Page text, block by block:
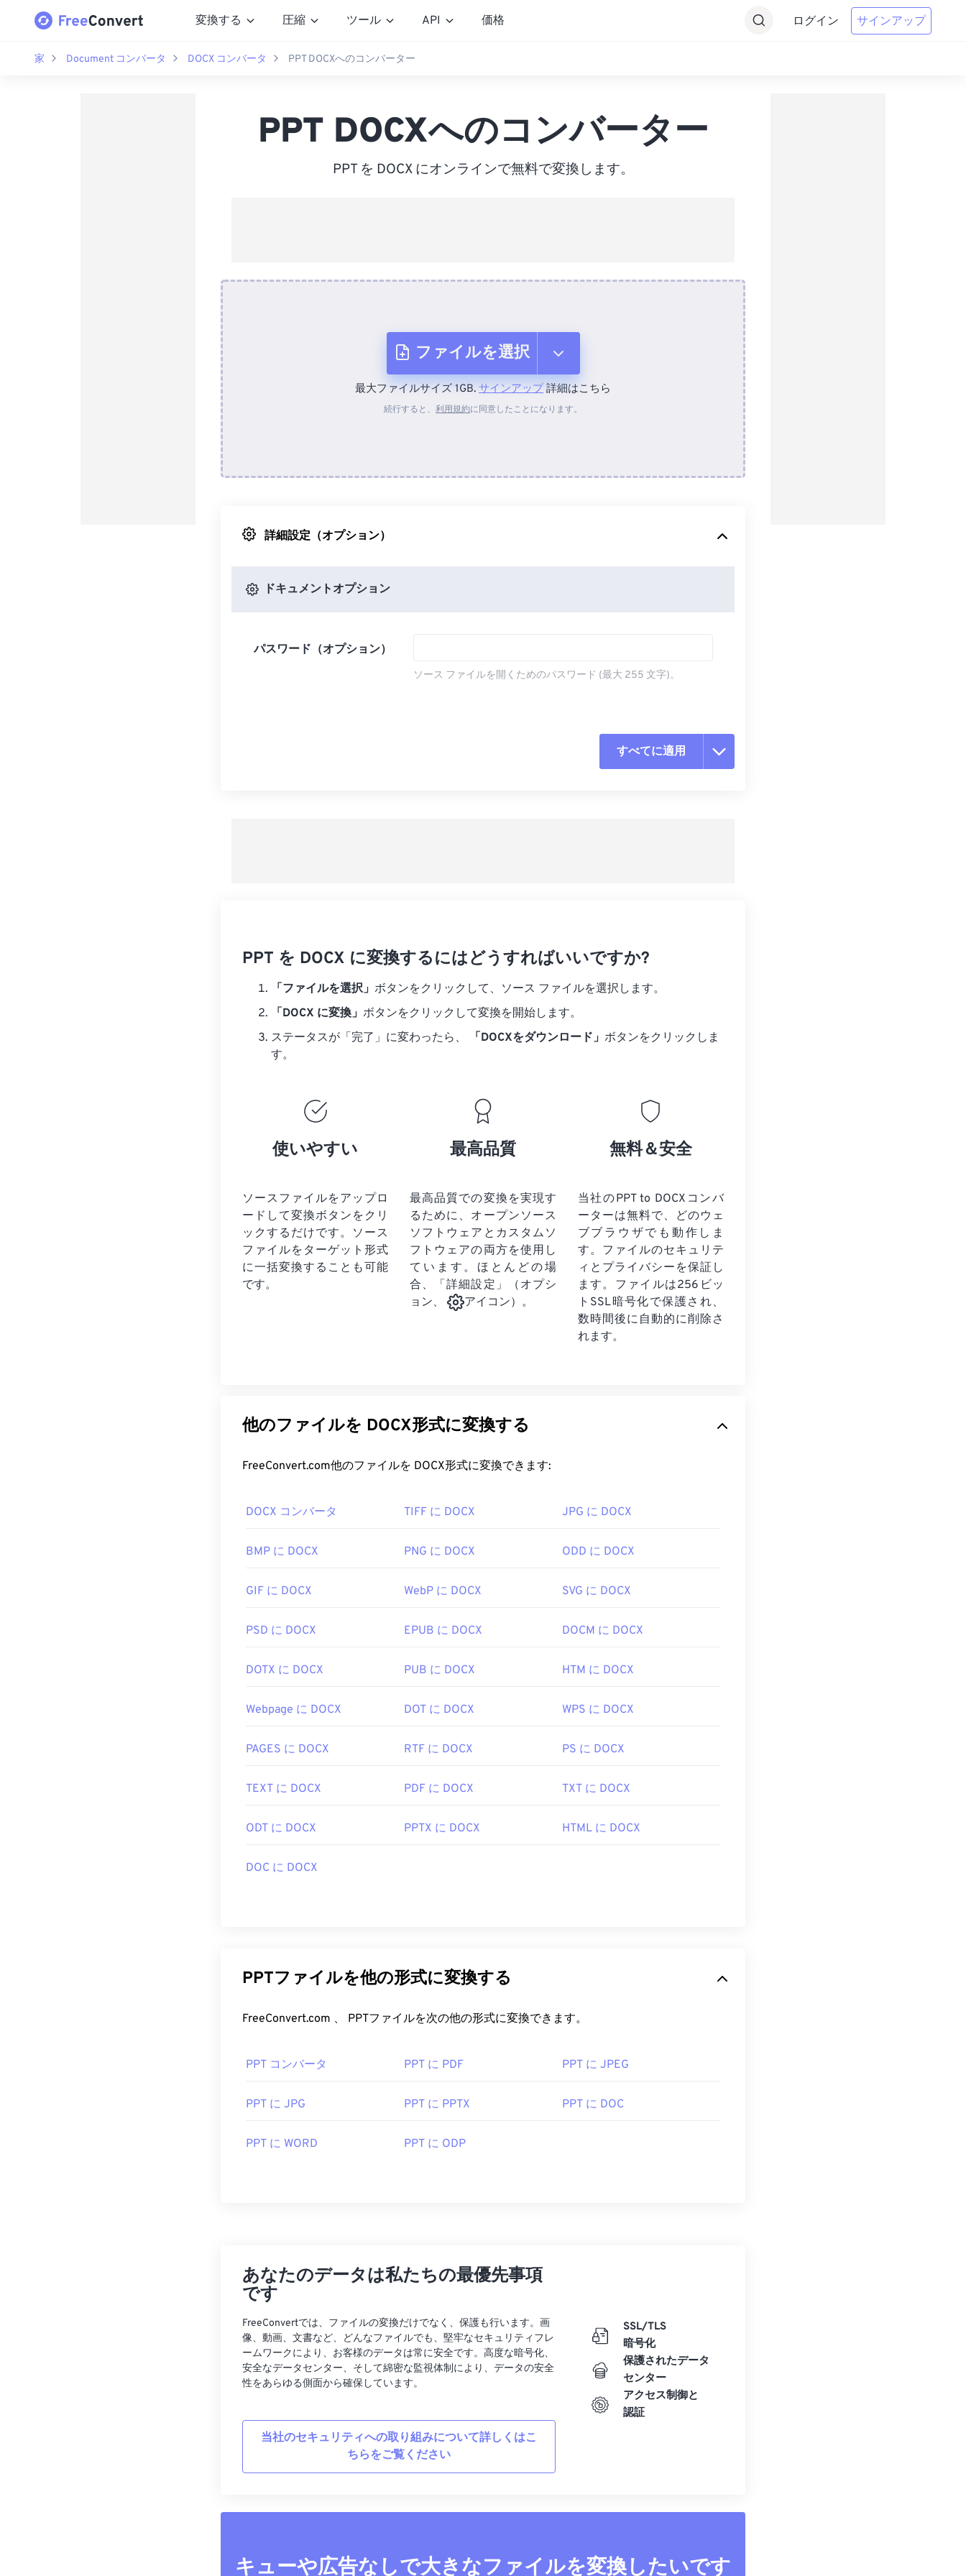
変換する 圧縮 ツール API 価格 ログイン サインアップ
家 Document コンバータ DOCX コンバータ PPT DOCXへのコンバーター
PPT DOCXへのコンバーター
PPT を DOCX にオンラインで無料で変換します。
ファイルを選択
デバイスから
最大ファイルサイズ 1GB. サインアップ詳細はこちら
続行すると、 利用規約に同意したことになります。
詳細設定（オプション）
ドキュメントオプション
パスワード（オプション）
ソース ファイルを開くためのパスワード (最大 255 文字)。
すべてに適用
PPT を DOCX に変換するにはどうすればいいですか?
「ファイルを選択」 ボタンをクリックして、ソース ファイルを選択します。
「DOCX に変換」 ボタンをクリックして変換を開始します。
ステータスが「完了」に変わったら、
「DOCXをダウンロード」 ボタンをクリックしま
す。
使いやすい
ソースファイルをアップロ
ードして変換ボタンをクリ
ックするだけです。 ソース
ファイルを ターゲット形式
に一括変換することも可能
です。
最高品質
最高品質での変換を実現す
るために、オープンソース
ソフトウェアとカスタムソ
フトウェアの両方を使用し
ています。ほとんどの場
合、「詳細設定」（オプシ
ョン、
アイコン）。
無料＆安全
当社のPPT to DOCXコンバ
ーターは無料で、どのウェ
ブブラウザでも動作しま
す。ファイルのセキュリテ
ィとプライバシーを保証し
ます。ファイルは256ビッ
トSSL暗号化で保護され、
数時間後に自動的に削除さ
れます。
他のファイルを DOCX形式に変換する
FreeConvert.com他のファイルを DOCX形式に変換できます:
DOCX コンバータ TIFF に DOCX JPG に DOCX
BMP に DOCX PNG に DOCX ODD に DOCX
GIF に DOCX WebP に DOCX SVG に DOCX
PSD に DOCX EPUB に DOCX DOCM に DOCX
DOTX に DOCX PUB に DOCX HTM に DOCX
Webpage に DOCX DOT に DOCX WPS に DOCX
PAGES に DOCX RTF に DOCX PS に DOCX
TEXT に DOCX PDF に DOCX TXT に DOCX
ODT に DOCX PPTX に DOCX HTML に DOCX
DOC に DOCX
PPTファイルを他の形式に変換する
FreeConvert.com 、 PPTファイルを次の他の形式に変換できます。
PPT コンバータ PPT に PDF PPT に JPEG
PPT に JPG PPT に PPTX PPT に DOC
PPT に WORD PPT に ODP
あなたのデータは私たちの最優先事項
です
FreeConvertでは、ファイルの変換だけでなく、保護も行います。画
像、動画、文書など、どんなファイルでも、堅牢なセキュリティフレ
ームワークにより、お客様のデータは常に安全です。高度な暗号化、
安全なデータセンター、そして綿密な監視体制により、データの安全
性をあらゆる側面から確保しています。
当社のセキュリティへの取り組みについて詳しくはこ
ちらをご覧ください
SSL/TLS
暗号化
保護されたデータ
センター
アクセス制御と
認証
キューや広告なしで大きなファイルを変換したいです